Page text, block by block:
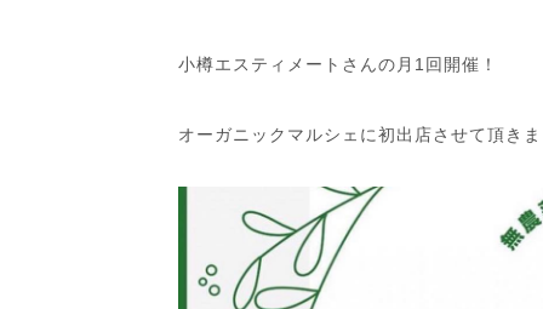
小樽エスティメートさんの月1回開催！
オーガニックマルシェに初出店させて頂き